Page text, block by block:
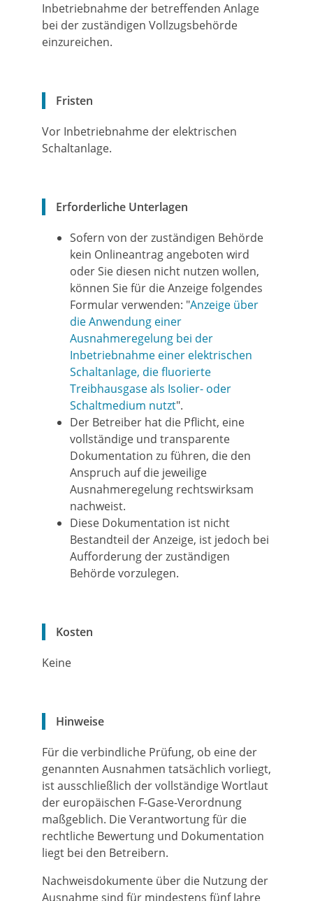
Inbetriebnahme der betreffenden Anlage
bei der zuständigen Vollzugsbehörde
einzureichen.
Fristen
Vor Inbetriebnahme der elektrischen
Schaltanlage.
Erforderliche Unterlagen
Sofern von der zuständigen Behörde
kein Onlineantrag angeboten wird
oder Sie diesen nicht nutzen wollen,
können Sie für die Anzeige folgendes
Formular verwenden: "Anzeige über
die Anwendung einer
Ausnahmeregelung bei der
Inbetriebnahme einer elektrischen
Schaltanlage, die fluorierte
Treibhausgase als Isolier- oder
Schaltmedium nutzt".
Der Betreiber hat die Pflicht, eine
vollständige und transparente
Dokumentation zu führen, die den
Anspruch auf die jeweilige
Ausnahmeregelung rechtswirksam
nachweist.
Diese Dokumentation ist nicht
Bestandteil der Anzeige, ist jedoch bei
Aufforderung der zuständigen
Behörde vorzulegen.
Kosten
Keine
Hinweise
Für die verbindliche Prüfung, ob eine der
genannten Ausnahmen tatsächlich vorliegt,
ist ausschließlich der vollständige Wortlaut
der europäischen F-Gase-Verordnung
maßgeblich. Die Verantwortung für die
rechtliche Bewertung und Dokumentation
liegt bei den Betreibern.
Nachweisdokumente über die Nutzung der
Ausnahme sind für mindestens fünf Jahre